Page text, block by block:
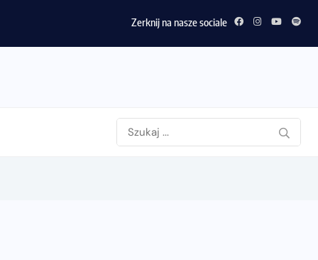
Zerknij na nasze sociale